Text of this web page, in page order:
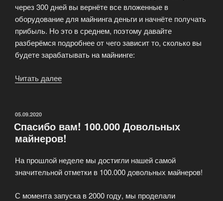
через 300 дней вы вернёте все вложенные в
оборудование для майнинга деньги и начнёте получать
прибыль. Но это в среднем, поэтому давайте
разберёмся подробнее от чего зависит то, сколько вы
будете зарабатывать на майнинге:
Читать далее
майнинге?»
ОПУБЛИКОВАНО
05.09.2020
Спасибо вам! 100.000 Довольных
майнеров!
На прошлой неделе мы достигли нашей самой
значительной отметки в 100.000 довольных майнеров!
С момента запуска в 2000 году, мы проделали